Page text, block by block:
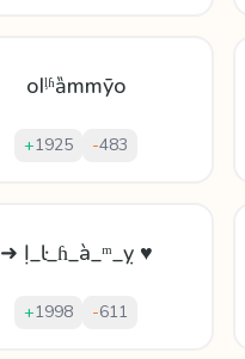
oIᶪʱȁmmȳo
+1925 -483
➜ Ị_ŀ_ɦ_à_ᵐ_ỵ ♥
+1998 -611